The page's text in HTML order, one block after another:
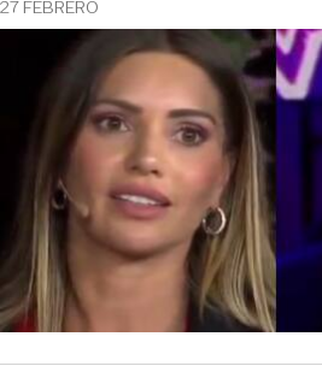
27 FEBRERO